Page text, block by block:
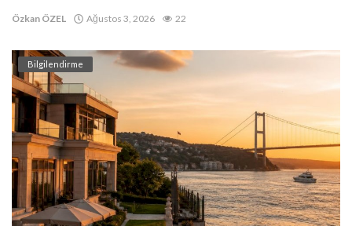
Özkan ÖZEL Ağustos 3, 2026 22
Bilgilendirme